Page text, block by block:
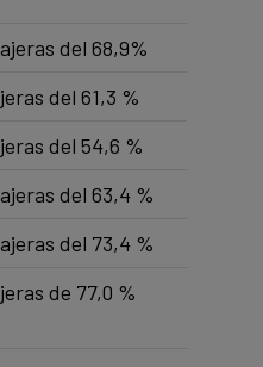
del 68,9%
del 61,3 %
del 54,6 %
del 63,4 %
del 73,4 %
de 77,0 %